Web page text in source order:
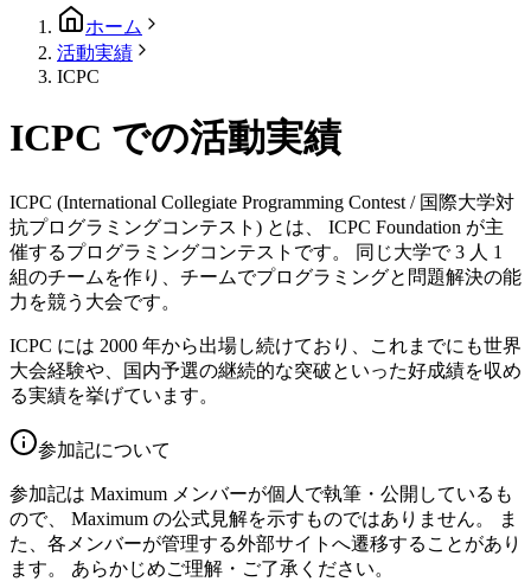
ホーム
活動実績
ICPC
ICPC での活動実績
ICPC (International Collegiate Programming Contest / 国際大学対
抗プログラミングコンテスト) とは、 ICPC Foundation が主
催するプログラミングコンテストです。 同じ大学で 3 人 1
組のチームを作り、チームでプログラミングと問題解決の能
力を競う大会です。
ICPC には 2000 年から出場し続けており、これまでにも世界
大会経験や、国内予選の継続的な突破といった好成績を収め
る実績を挙げています。
参加記について
参加記は Maximum メンバーが個人で執筆・公開しているも
ので、 Maximum の公式見解を示すものではありません。 ま
た、各メンバーが管理する外部サイトへ遷移することがあり
ます。 あらかじめご理解・ご了承ください。